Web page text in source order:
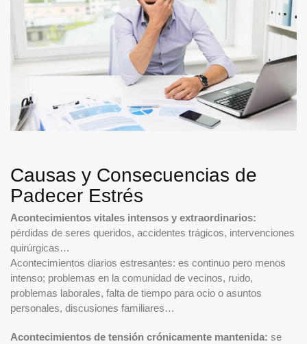
Causas y Consecuencias de
Padecer Estrés
Acontecimientos vitales intensos y extraordinarios:
pérdidas de seres queridos, accidentes trágicos, intervenciones
quirúrgicas…
Acontecimientos diarios estresantes: es continuo pero menos
intenso; problemas en la comunidad de vecinos, ruido,
problemas laborales, falta de tiempo para ocio o asuntos
personales, discusiones familiares…
Acontecimientos de tensión crónicamente mantenida: se